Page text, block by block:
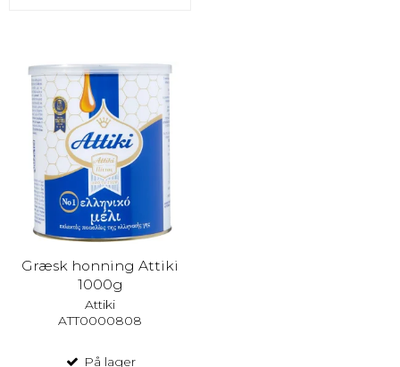
Græsk honning Attiki
1000g
Attiki
ATT0000808
På lager